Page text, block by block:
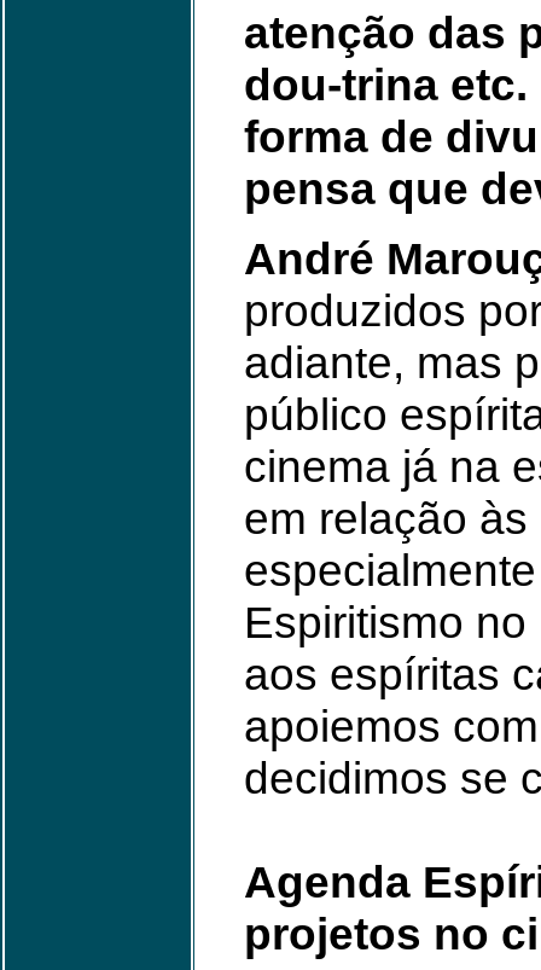
atenção das
dou-trina
forma de
pensa que
André
produzidos
adiante, mas
público
cinema já na
em relação
Espiritismo
aos espíritas
apoiemos
decidimos se
Agenda
projetos no